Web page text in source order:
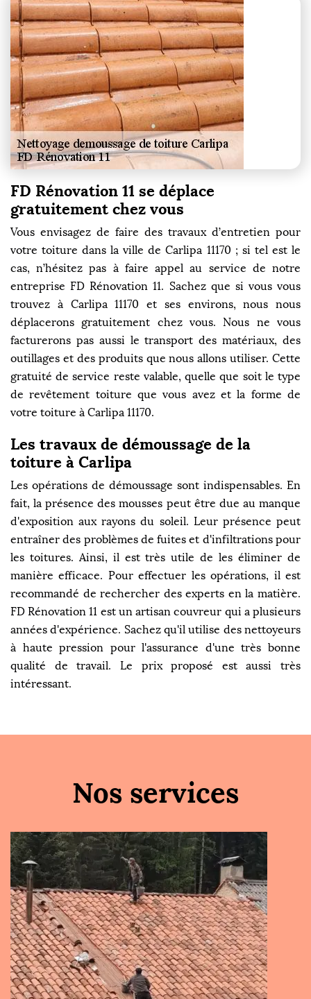
FD Rénovation 11 se déplace
gratuitement chez vous
Vous envisagez de faire des travaux d’entretien pour
votre toiture dans la ville de Carlipa 11170 ; si tel est le
cas, n’hésitez pas à faire appel au service de notre
entreprise FD Rénovation 11. Sachez que si vous vous
trouvez à Carlipa 11170 et ses environs, nous nous
déplacerons gratuitement chez vous. Nous ne vous
facturerons pas aussi le transport des matériaux, des
outillages et des produits que nous allons utiliser. Cette
gratuité de service reste valable, quelle que soit le type
de revêtement toiture que vous avez et la forme de
votre toiture à Carlipa 11170.
Les travaux de démoussage de la
toiture à Carlipa
Les opérations de démoussage sont indispensables. En
fait, la présence des mousses peut être due au manque
d'exposition aux rayons du soleil. Leur présence peut
entraîner des problèmes de fuites et d'infiltrations pour
les toitures. Ainsi, il est très utile de les éliminer de
manière efficace. Pour effectuer les opérations, il est
recommandé de rechercher des experts en la matière.
FD Rénovation 11 est un artisan couvreur qui a plusieurs
années d'expérience. Sachez qu'il utilise des nettoyeurs
à haute pression pour l'assurance d'une très bonne
qualité de travail. Le prix proposé est aussi très
intéressant.
Nos services